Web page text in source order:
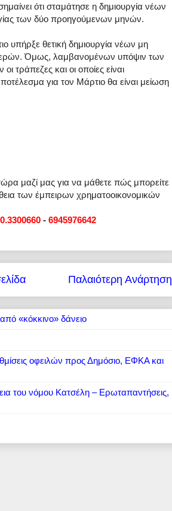
ότι σταμάτησε η δημιουργία νέων
των δύο προηγούμενων μηνών.
υπήρξε θετική δημιουργία νέων μη
Όμως, λαμβανομένων υπόψιν των
τράπεζες και οι οποίες είναι
για τον Μάρτιο θα είναι μείωση
μαζί μας για να μάθετε πώς μπορείτε
των έμπειρων χρηματοοικονομικών
- 6945976642
Παλαιότερη Ανάρτηση
«κόκκινο» δάνειο
οφειλών προς Δημόσιο, ΕΦΚΑ και
του νόμου Κατσέλη – Ερωταπαντήσεις,